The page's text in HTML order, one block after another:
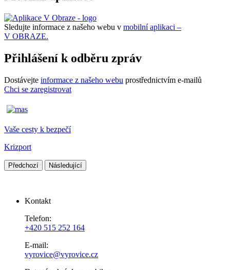
Sledujte informace z našeho webu v mobilní aplikaci –
V OBRAZE.
Přihlášení k odběru zpráv
Dostávejte informace z našeho webu prostřednictvím e-mailů
Chci se zaregistrovat
Vaše cesty k bezpečí
Krizport
Předchozí Následující
Kontakt
Telefon:
+420 515 252 164
E-mail:
vyrovice@vyrovice.cz